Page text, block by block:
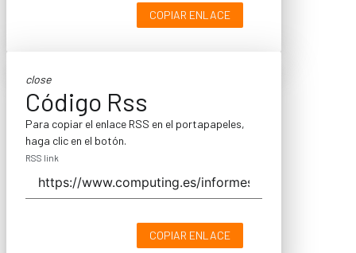
COPIAR ENLACE
close
Código Rss
Para copiar el enlace RSS en el portapapeles,
haga clic en el botón.
RSS link
COPIAR ENLACE